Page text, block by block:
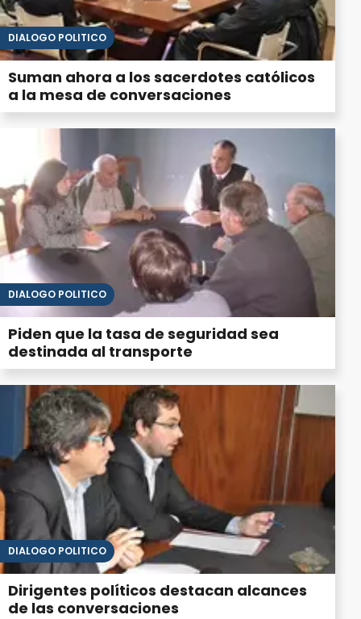
DIÁLOGO POLÍTICO
Suman ahora a los sacerdotes católicos
a la mesa de conversaciones
DIÁLOGO POLÍTICO
Piden que la tasa de seguridad sea
destinada al transporte
DIÁLOGO POLÍTICO
Dirigentes políticos destacan alcances
de las conversaciones